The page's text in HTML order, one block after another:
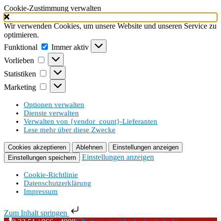
Cookie-Zustimmung verwalten
Wir verwenden Cookies, um unsere Website und unseren Service zu
optimieren.
Funktional
Funktional
Immer aktiv
Vorlieben
Vorlieben
Statistiken Statistiken
Marketing Marketing
Optionen verwalten
Dienste verwalten
Verwalten von {vendor_count}-Lieferanten
Lese mehr über diese Zwecke
Cookies akzeptieren Ablehnen
Einstellungen anzeigen
Einstellungen speichern
Einstellungen anzeigen
Cookie-Richtlinie
Datenschutzerklärung
Impressum
Zum Inhalt springen